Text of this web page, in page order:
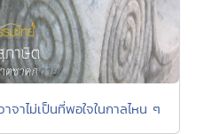
ไม่เป็นที่พอใจในกาลไหน ๆ